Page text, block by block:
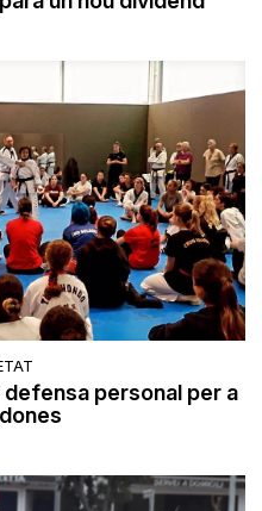
personal per a